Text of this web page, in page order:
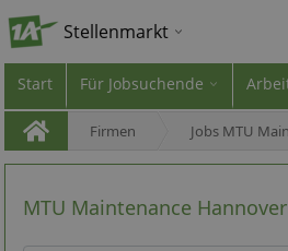
Stellenmarkt
Start Für Jobsuchende
Firmen Jobs MTU
MTU Maintenance